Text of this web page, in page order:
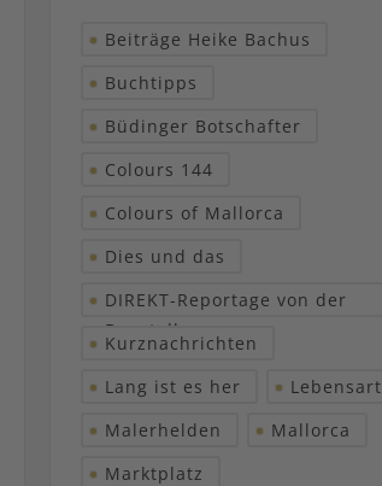
Beiträge Heike Bachus
Buchtipps
Büdinger Botschafter
Colours 144
Colours of Mallorca
Dies und das
DIREKT-Reportage von der
Baustelle
Kurznachrichten
Lang ist es her
Lebensart
Malerhelden
Mallorca
Marktplatz